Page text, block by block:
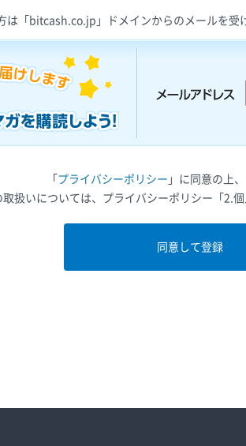
は「bitcash.co.jp」ドメインからのメールを受
「 プライバシーポリシー 」に同意の上
扱いについては、プライバシーポリシー「2.